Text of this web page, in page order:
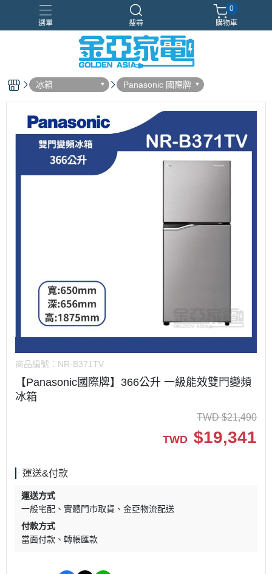
選單 搜尋
Samsung 新品上市 智慧冰箱 獨家設計
0
購物車
冰箱 Panasonic 國際牌
商品編號： NR-B371TV
【Panasonic國際牌】366公升 一級能效雙門變頻
冰箱
TWD $21,490
TWD $19,341
運送&付款
運送方式
一般宅配
實體門市取貨
金亞物流配送
付款方式
當面付款
轉帳匯款